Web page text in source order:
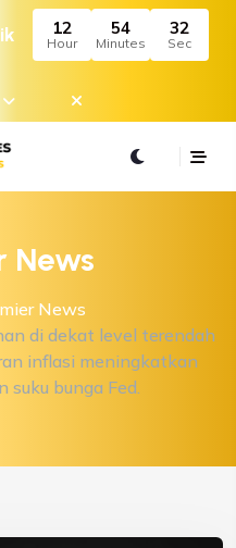
12
Hour
54
Minutes
32
Sec
News
News
di dekat level terendah
inflasi meningkatkan
suku bunga Fed.